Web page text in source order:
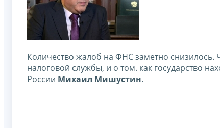
Количество жалоб на ФНС заметно
налоговой службы, и о том. как государство
России Михаил Мишустин.